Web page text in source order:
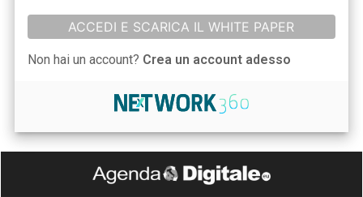
ACCEDI E SCARICA IL WHITE PAPER
Non hai un account? Crea un account adesso